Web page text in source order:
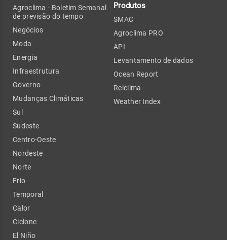
Agroclima - Boletim Semanal
de previsão do tempo
Negócios
Moda
Energia
Infraestrutura
Governo
Mudanças Climáticas
Sul
Sudeste
Centro-Oeste
Nordeste
Norte
Frio
Temporal
Calor
Ciclone
El Niño
Produtos
SMAC
Agroclima PRO
API
Levantamento de dados
Ocean Report
Relclima
Weather Index